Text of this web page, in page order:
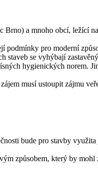
Brno) a mnoho obcí, ležící
podmínky pro moderní
staveb se vyhýbají
hygienických norem.
musí ustoupit zájmu
bude pro stavby
způsobem, který by mohl